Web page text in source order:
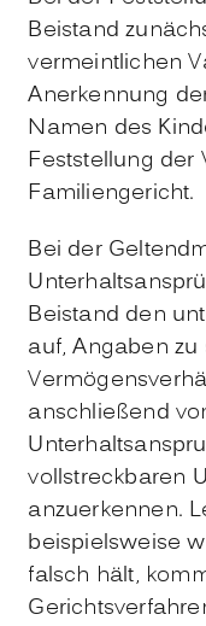
Beistand
vermeintlichen
Anerkennung
Namen des
Feststellung der
Familiengericht.
Bei der
Beistand den
auf, Angaben
anschließend
vollstreckbaren
anzuerkennen.
beispielsweise
falsch hält,